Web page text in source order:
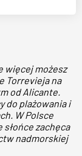
więcej możesz
Torrevieja na
od Alicante.
do plażowania i
W Polsce
zachęca
nadmorskiej